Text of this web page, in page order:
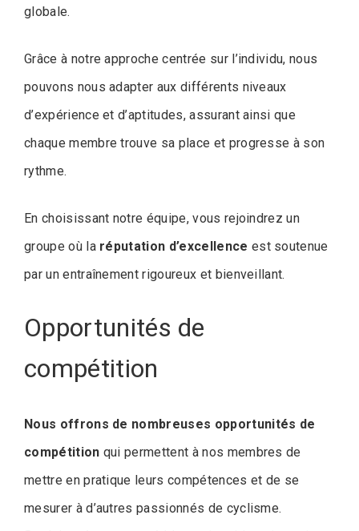
globale.
Grâce à notre approche centrée sur l’individu, nous
pouvons nous adapter aux différents niveaux
d’expérience et d’aptitudes, assurant ainsi que
chaque membre trouve sa place et progresse à son
rythme.
En choisissant notre équipe, vous rejoindrez un
groupe où la réputation d’excellence est soutenue
par un entraînement rigoureux et bienveillant.
Opportunités de
compétition
Nous offrons de nombreuses opportunités de
compétition qui permettent à nos membres de
mettre en pratique leurs compétences et de se
mesurer à d’autres passionnés de cyclisme.